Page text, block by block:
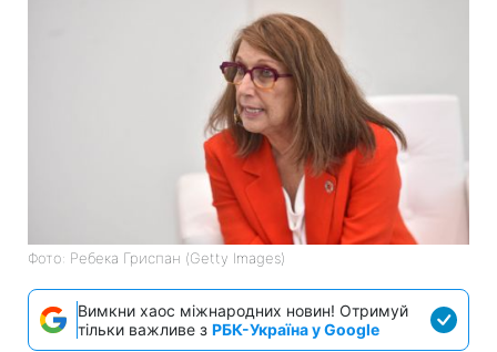
Фото: Ребека Гриспан (Getty Images)
Вимкни хаос міжнародних новин! Отримуй
тільки важливе з РБК-Україна у Google